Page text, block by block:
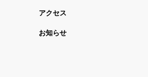
アクセス
お知らせ